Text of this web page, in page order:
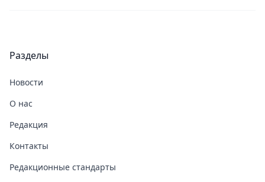
Разделы
Новости
О нас
Редакция
Контакты
Редакционные стандарты